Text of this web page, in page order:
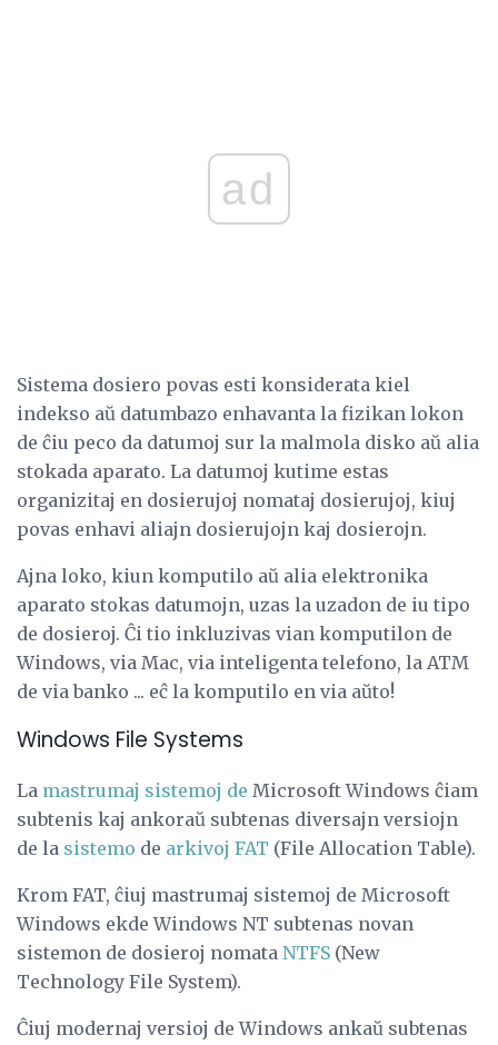
ad
Sistema dosiero povas esti konsiderata kiel
indekso aŭ datumbazo enhavanta la fizikan lokon
de ĉiu peco da datumoj sur la malmola disko aŭ alia
stokada aparato. La datumoj kutime estas
organizitaj en dosierujoj nomataj dosierujoj, kiuj
povas enhavi aliajn dosierujojn kaj dosierojn.
Ajna loko, kiun komputilo aŭ alia elektronika
aparato stokas datumojn, uzas la uzadon de iu tipo
de dosieroj. Ĉi tio inkluzivas vian komputilon de
Windows, via Mac, via inteligenta telefono, la ATM
de via banko ... eĉ la komputilo en via aŭto!
Windows File Systems
La mastrumaj sistemoj de Microsoft Windows ĉiam
subtenis kaj ankoraŭ subtenas diversajn versiojn
de la sistemo de arkivoj FAT (File Allocation Table).
Krom FAT, ĉiuj mastrumaj sistemoj de Microsoft
Windows ekde Windows NT subtenas novan
sistemon de dosieroj nomata NTFS (New
Technology File System).
Ĉiuj modernaj versioj de Windows ankaŭ subtenas